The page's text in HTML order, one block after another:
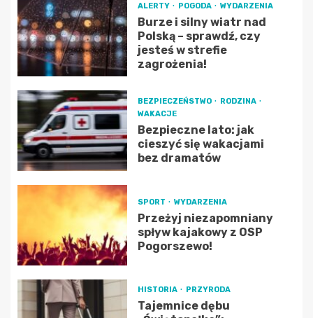
ALERTY POGODA WYDARZENIA
Burze i silny wiatr nad
Polską – sprawdź, czy
jesteś w strefie
zagrożenia!
BEZPIECZEŃSTWO
RODZINA
WAKACJE
Bezpieczne lato: jak
cieszyć się wakacjami
bez dramatów
SPORT WYDARZENIA
Przeżyj niezapomniany
spływ kajakowy z OSP
Pogorszewo!
HISTORIA PRZYRODA
Tajemnice dębu